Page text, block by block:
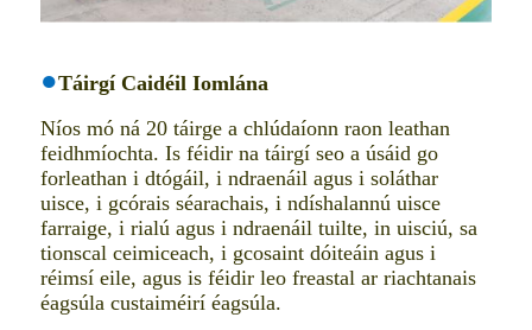
●Táirgí Caidéil Iomlána
Níos mó ná 20 táirge a chlúdaíonn raon leathan
feidhmíochta. Is féidir na táirgí seo a úsáid go
forleathan i dtógáil, i ndraenáil agus i soláthar
uisce, i gcórais séarachais, i ndíshalannú uisce
farraige, i rialú agus i ndraenáil tuilte, in uisciú, sa
tionscal ceimiceach, i gcosaint dóiteáin agus i
réimsí eile, agus is féidir leo freastal ar riachtanais
éagsúla custaiméirí éagsúla.